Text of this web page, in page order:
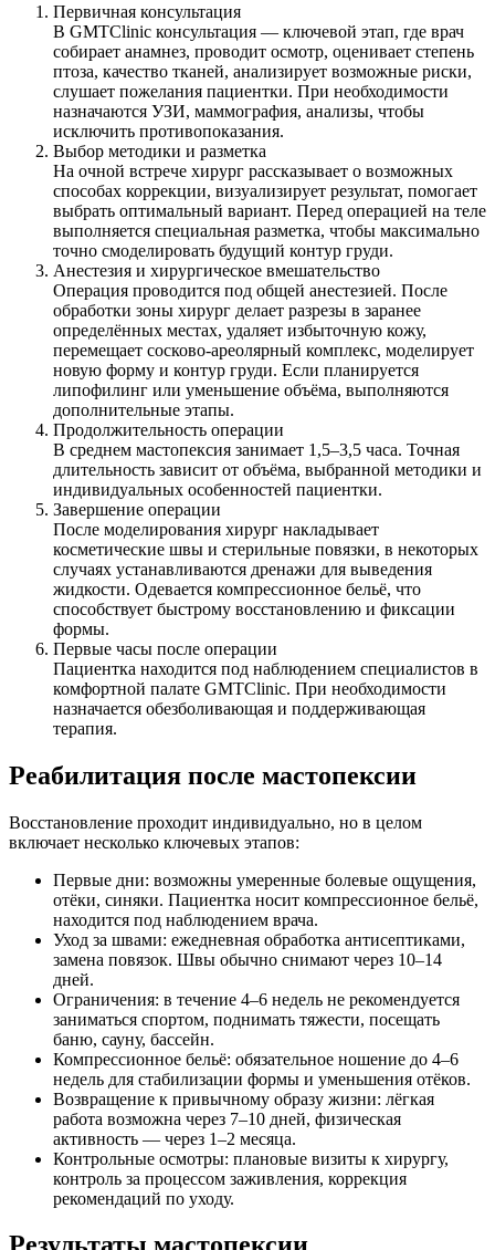
Первичная консультация
В GMTClinic консультация — ключевой этап, где врач
собирает анамнез, проводит осмотр, оценивает степень
птоза, качество тканей, анализирует возможные риски,
слушает пожелания пациентки. При необходимости
назначаются УЗИ, маммография, анализы, чтобы
исключить противопоказания.
Выбор методики и разметка
На очной встрече хирург рассказывает о возможных
способах коррекции, визуализирует результат, помогает
выбрать оптимальный вариант. Перед операцией на теле
выполняется специальная разметка, чтобы максимально
точно смоделировать будущий контур груди.
Анестезия и хирургическое вмешательство
Операция проводится под общей анестезией. После
обработки зоны хирург делает разрезы в заранее
определённых местах, удаляет избыточную кожу,
перемещает сосково-ареолярный комплекс, моделирует
новую форму и контур груди. Если планируется
липофилинг или уменьшение объёма, выполняются
дополнительные этапы.
Продолжительность операции
В среднем мастопексия занимает 1,5–3,5 часа. Точная
длительность зависит от объёма, выбранной методики и
индивидуальных особенностей пациентки.
Завершение операции
После моделирования хирург накладывает
косметические швы и стерильные повязки, в некоторых
случаях устанавливаются дренажи для выведения
жидкости. Одевается компрессионное бельё, что
способствует быстрому восстановлению и фиксации
формы.
Первые часы после операции
Пациентка находится под наблюдением специалистов в
комфортной палате GMTClinic. При необходимости
назначается обезболивающая и поддерживающая
терапия.
Реабилитация после мастопексии
Восстановление проходит индивидуально, но в целом
включает несколько ключевых этапов:
Первые дни: возможны умеренные болевые ощущения,
отёки, синяки. Пациентка носит компрессионное бельё,
находится под наблюдением врача.
Уход за швами: ежедневная обработка антисептиками,
замена повязок. Швы обычно снимают через 10–14
дней.
Ограничения: в течение 4–6 недель не рекомендуется
заниматься спортом, поднимать тяжести, посещать
баню, сауну, бассейн.
Компрессионное бельё: обязательное ношение до 4–6
недель для стабилизации формы и уменьшения отёков.
Возвращение к привычному образу жизни: лёгкая
работа возможна через 7–10 дней, физическая
активность — через 1–2 месяца.
Контрольные осмотры: плановые визиты к хирургу,
контроль за процессом заживления, коррекция
рекомендаций по уходу.